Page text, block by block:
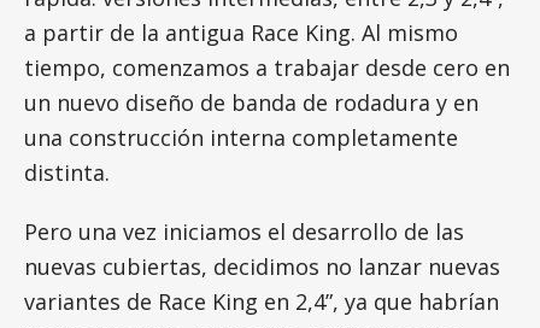
a partir de la antigua Race King. Al mismo
tiempo, comenzamos a trabajar desde cero en
un nuevo diseño de banda de rodadura y en
una construcción interna completamente
distinta.
Pero una vez iniciamos el desarrollo de las
nuevas cubiertas, decidimos no lanzar nuevas
variantes de Race King en 2,4”, ya que habrían